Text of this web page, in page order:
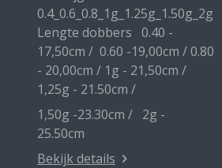
0.4_0.6_0.8_1g_1.25g_1.50g_2g
Lengte dobbers 0.40 -
17,50cm / 0.60 -19,00cm / 0.80
- 20,00cm / 1g - 21,50cm /
1,25g - 21.50cm /
1,50g -23.30cm / 2g -
25.50cm
Bekijk details